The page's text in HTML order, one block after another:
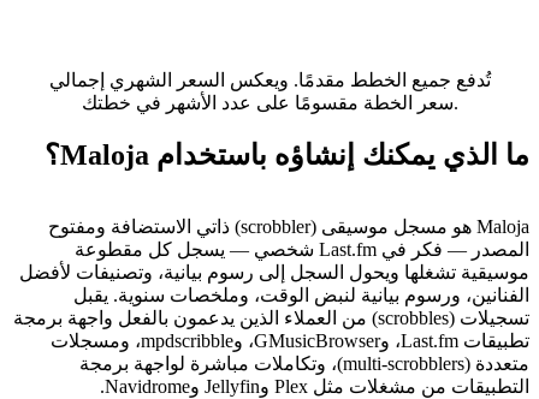
تُدفع جميع الخطط مقدمًا. ويعكس السعر الشهري إجمالي
سعر الخطة مقسومًا على عدد الأشهر في خطتك.
ما الذي يمكنك إنشاؤه باستخدام Maloja؟
Maloja هو مسجل موسيقى (scrobbler) ذاتي الاستضافة ومفتوح
المصدر — فكر في Last.fm شخصي — يسجل كل مقطوعة
موسيقية تشغلها ويحول السجل إلى رسوم بيانية، وتصنيفات لأفضل
الفنانين، ورسوم بيانية لنبض الوقت، وملخصات سنوية. يقبل
تسجيلات (scrobbles) من العملاء الذين يدعمون بالفعل واجهة برمجة
تطبيقات Last.fm، وGMusicBrowser، وmpdscribble، ومسجلات
متعددة (multi-scrobblers)، وتكاملات مباشرة لواجهة برمجة
التطبيقات من مشغلات مثل Plex وJellyfin وNavidrome.